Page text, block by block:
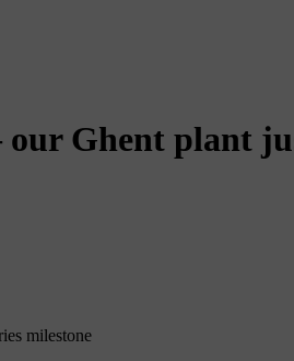
Ghent plant
milestone